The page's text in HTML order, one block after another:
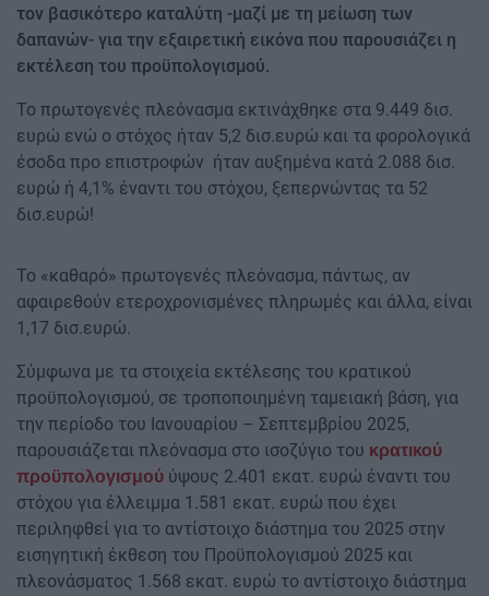
τον βασικότερο καταλύτη -μαζί με τη μείωση των
δαπανών- για την εξαιρετική εικόνα που παρουσιάζει η
εκτέλεση του προϋπολογισμού.
Το πρωτογενές πλεόνασμα εκτινάχθηκε στα 9.449 δισ.
ευρώ ενώ ο στόχος ήταν 5,2 δισ.ευρώ και τα φορολογικά
έσοδα προ επιστροφών ήταν αυξημένα κατά 2.088 δισ.
ευρώ ή 4,1% έναντι του στόχου, ξεπερνώντας τα 52
δισ.ευρώ!
Το «καθαρό» πρωτογενές πλεόνασμα, πάντως, αν
αφαιρεθούν ετεροχρονισμένες πληρωμές και άλλα, είναι
1,17 δισ.ευρώ.
Σύμφωνα με τα στοιχεία εκτέλεσης του κρατικού
προϋπολογισμού, σε τροποποιημένη ταμειακή βάση, για
την περίοδο του Ιανουαρίου – Σεπτεμβρίου 2025,
παρουσιάζεται πλεόνασμα στο ισοζύγιο του κρατικού
προϋπολογισμού ύψους 2.401 εκατ. ευρώ έναντι του
στόχου για έλλειμμα 1.581 εκατ. ευρώ που έχει
περιληφθεί για το αντίστοιχο διάστημα του 2025 στην
εισηγητική έκθεση του Προϋπολογισμού 2025 και
πλεονάσματος 1.568 εκατ. ευρώ το αντίστοιχο διάστημα